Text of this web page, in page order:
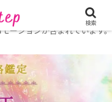
占い師特集
ーションが含まれています。
検索